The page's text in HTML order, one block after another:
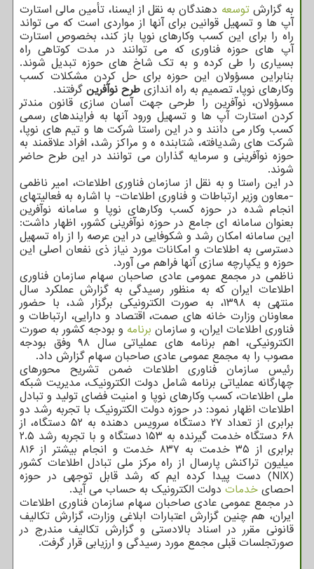
به گزارشتوسعه دهندگان به نقل از ایسنا، تأمین مالی استارت
آپ ها و تسهیل قوانین برای آنها از مواردی است که می تواند
راه را برای این کسب وکارهای نوپا باز کند، بخصوص استارت
آپ های حوزه فناوری که می توانند در مدت کوتاهی راه
بسیاری را طی کرده و به تک شاخ های حوزه تبدیل شوند.
بنابراین مسؤولان این حوزه برای حل کردن مشکلات کسب
وکارهای نوپا، تصمیم به راه اندازی طرح نوآفرین گرفتند.
مسؤولان، نوآفرین را طرحی جهت آسان سازی قانون مندتر
کردن استارت آپ ها و تسهیل ورود آنها به فرایندهای رسمی
کسب وکار می دانند و در این راستا شرکت ها و تیم های نوپا،
شرکت های رشدیافته، شتابنده ه و مراکز رشد، افراد علاقمند به
حوزه نوآفرینی و سرمایه گذاران می توانند در این طرح حاضر
شوند.
در این راستا و به نقل از سازمان فناوری اطلاعات، امیر ناظمی
-معاون وزیر ارتباطات و فناوری اطلاعات- با اشاره به فعالیتهای
انجام شده در حوزه کسب وکارهای نوپا و سامانه نوآفرین
بعنوان سامانه ای جامع در حوزه نوآفرینی کشور، اظهار داشت:
این سامانه امکان رشد و شکوفایی در این عرصه را از راه تسهیل
دسترسی به اطلاعات و امکانات مورد نیاز ذی نفعان اصلی این
حوزه و یکپارچه سازی آنها فراهم می آورد.
ناظمی در مجمع عمومی عادی صاحبان سهام سازمان فناوری
اطلاعات ایران که به منظور رسیدگی به گزارش عملکرد سال
منتهی به ۱۳۹۸، به صورت الکترونیکی برگزار شد، با حضور
معاونان وزارت خانه های صمت، اقتصاد و دارایی، ارتباطات و
فناوری اطلاعات ایران، و سازمان برنامه و بودجه کشور به صورت
الکترونیکی، اهم برنامه های عملیاتی سال ۹۸ وفق بودجه
مصوب را به مجمع عمومی عادی صاحبان سهام گزارش داد.
رئیس سازمان فناوری اطلاعات ضمن تشریح محورهای
چهارگانه عملیاتی برنامه شامل دولت الکترونیک، مدیریت شبکه
ملی اطلاعات، کسب وکارهای نوپا و امنیت فضای تولید و تبادل
اطلاعات اظهار نمود: در حوزه دولت الکترونیک با تجربه رشد دو
برابری از تعداد ۲۷ دستگاه سرویس دهنده به ۵۲ دستگاه، از
۶۸ دستگاه خدمت گیرنده به ۱۵۳ دستگاه و با تجربه رشد ۲.۵
برابری از ۳۵ خدمت به ۸۳۷ خدمت و انجام بیشتر از ۸۱۶
میلیون تراکنش پارسال از راه مرکز ملی تبادل اطلاعات کشور
(NIX) دست پیدا کرده ایم که رشد قابل توجهی در حوزه
احصای خدمات دولت الکترونیک به حساب می آید.
در مجمع عمومی عادی صاحبان سهام سازمان فناوری اطلاعات
ایران، هم چنین گزارش اعتبارات ابلاغی وزارت، گزارش تکالیف
قانونی مقرر در اسناد بالادستی و گزارش تکالیف مندرج در
صورتجلسات قبلی مجمع مورد رسیدگی و ارزیابی قرار گرفت.